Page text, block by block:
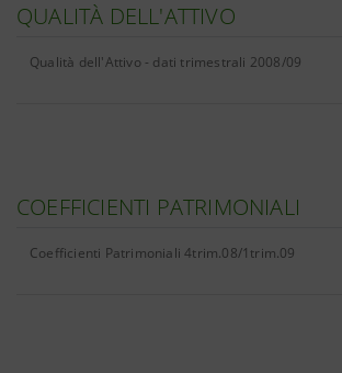
QUALITÀ DELL'ATTIVO
Qualità dell'Attivo - dati trimestrali 2008/09
COEFFICIENTI PATRIMONIALI
Coefficienti Patrimoniali 4trim.08/1trim.09